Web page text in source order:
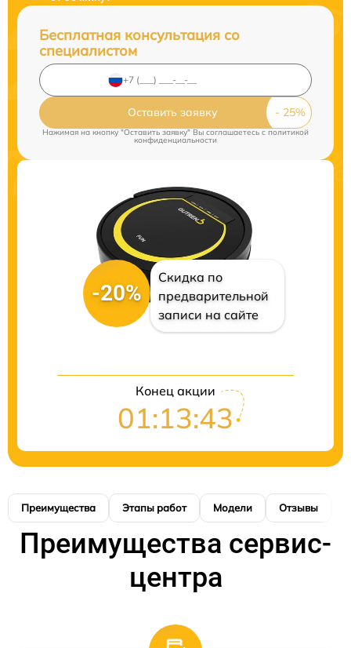
Бесплатная консультация со
специалистом
Оставить заявку
Нажимая на кнопку "Оставить заявку" Вы соглашаетесь cполитикой
конфиденциальности
-20%
Скидка по
предварительной
записи на сайте
Конец акции
01:13:43
Преимущества Этапы работ Модели Отзывы
Преимущества сервис-
центра